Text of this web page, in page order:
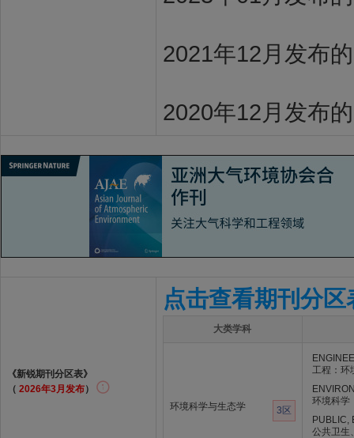
2021年12月发布
2020年12月发布
《新锐期刊分区表》
（ 2026年3月发布）
点击查看期刊分区
大类学科
环境科学与生态学 3区
工程：环
环境科学
PUBLIC,
公共卫生